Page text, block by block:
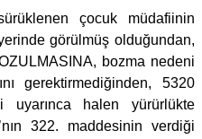
çocuk müdafiinin
görülmüş olduğundan,
bozma nedeni
gerektirmediğinden, 5320
uyarınca halen yürürlükte
322. maddesinin verdiği